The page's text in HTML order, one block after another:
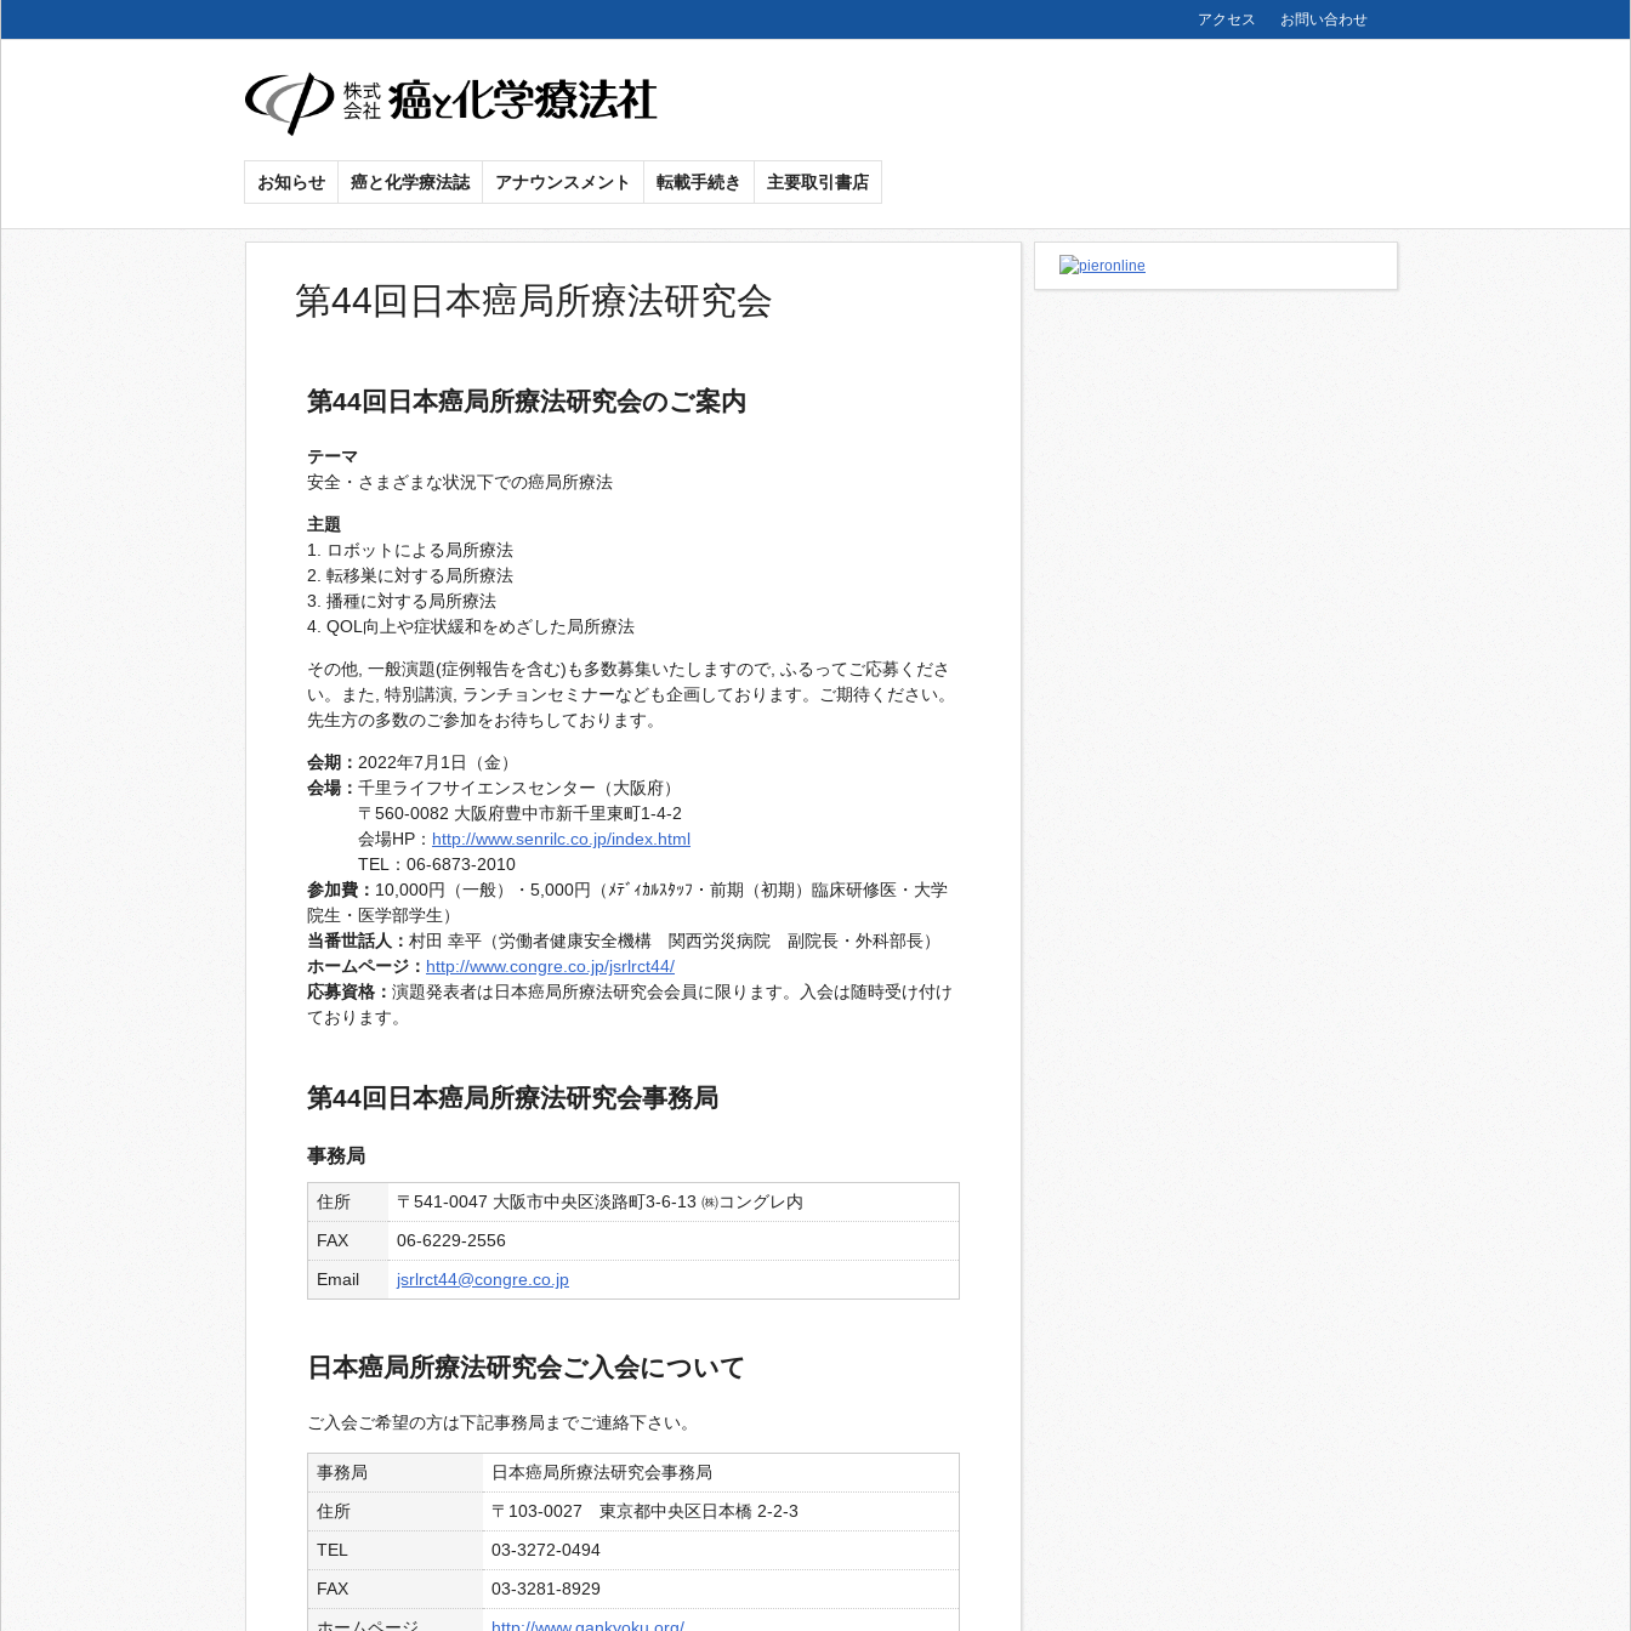
テ
に
移
アクセス お問い合わせ
癌
と
お知らせ 癌と化学療法誌 アナウンスメント 転載手続き 主要取引書店
第44回日本癌局所療法研究会
第44回日本癌局所療法研究会のご案内
テーマ
安全・さまざまな状況下での癌局所療法
主題
1. ロボットによる局所療法
2. 転移巣に対する局所療法
3. 播種に対する局所療法
4. QOL向上や症状緩和をめざした局所療法
その他, 一般演題(症例報告を含む)も多数募集いたしますので, ふるってご応募くださ
い。また, 特別講演, ランチョンセミナーなども企画しております。ご期待ください。
先生方の多数のご参加をお待ちしております。
会期： 2022年7月1日（金）
会場： 千里ライフサイエンスセンター（大阪府）
〒560-0082 大阪府豊中市新千里東町1-4-2
会場HP： http://www.senrilc.co.jp/index.html
TEL：06-6873-2010
参加費： 10,000円（一般）・5,000円（ﾒﾃﾞｨｶﾙｽﾀｯﾌ・前期（初期）臨床研修医・大学
院生・医学部学生）
当番世話人： 村田 幸平（労働者健康安全機構 関西労災病院 副院長・外科部長）
ホームページ： http://www.congre.co.jp/jsrlrct44/
応募資格： 演題発表者は日本癌局所療法研究会会員に限ります。入会は随時受け付け
ております。
第44回日本癌局所療法研究会事務局
事務局
住所
〒541-0047 大阪市中央区淡路町3-6-13 ㈱コングレ内
FAX
06-6229-2556
Email
jsrlrct44@congre.co.jp
日本癌局所療法研究会ご入会について
ご入会ご希望の方は下記事務局までご連絡下さい。
事務局
日本癌局所療法研究会事務局
住所
〒103-0027 東京都中央区日本橋 2-2-3
TEL
03-3272-0494
FAX
03-3281-8929
ホームページ
http://www.gankyoku.org/